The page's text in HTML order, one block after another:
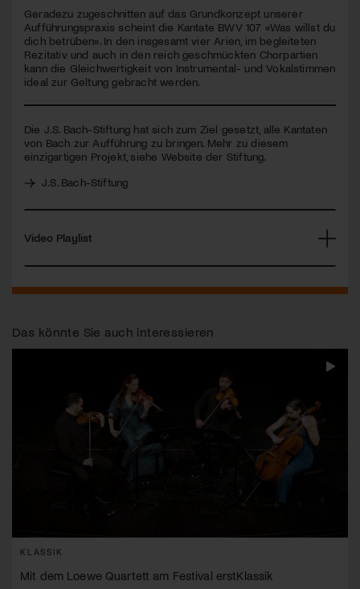
seconds
Geradezu zugeschnitten auf das Grundkonzept unserer
Aufführungspraxis scheint die Kantate BWV107 «Was willst du
dich betrüben». In den insgesamt vier Arien, im begleiteten
Rezitativ und auch in den reich geschmückten Chorpartien
kann die Gleichwertigkeit von Instrumental- und Vokalstimmen
ideal zur Geltung gebracht werden.
Die J.S. Bach-Stiftung hat sich zum Ziel gesetzt, alle Kantaten
von Bach zur Aufführung zu bringen. Mehr zu diesem
einzigartigen Projekt, siehe Website der Stiftung.
J.S. Bach-Stiftung
Video Playlist
Das könnte Sie auch interessieren
KLASSIK
Mit dem Loewe Quartett am Festival erstKlassik
Jetzt Mitglied werden